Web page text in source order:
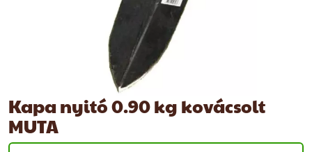
Kapa nyitó 0.90 kg kovácsolt
MUTA